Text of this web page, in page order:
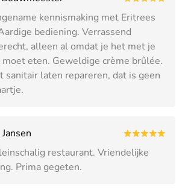
kennismaking met Eritrees
bediening. Verrassend
alleen al omdat je het met je
moet eten. Geweldige crème brûlée.
sanitair laten repareren, dat is geen
restaurant. Vriendelijke
Prima gegeten.